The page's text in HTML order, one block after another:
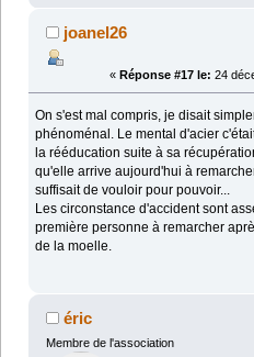
joanel26
« Réponse #17 le: 24
On s'est mal compris, je disait
phénoménal. Le mental d'acier
la rééducation suite à sa
qu'elle arrive aujourd'hui à
suffisait de vouloir pour pouvoir...
Les circonstance d'accident sont
première personne à remarcher
de la moelle.
éric
Membre de l'association